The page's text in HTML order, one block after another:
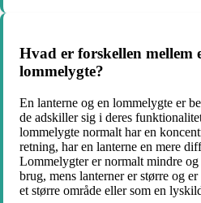
Hvad er forskellen mellem
lommelygte?
En lanterne og en lommelygte er
de adskiller sig i deres
lommelygte normalt har en
retning, har en lanterne en mere
Lommelygter er normalt mindre
brug, mens lanterner er større og
et større område eller som en